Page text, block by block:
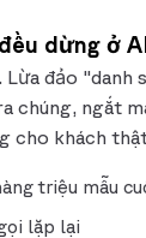
dừng ở
đảo "danh
chúng, ngắt
cho khách
triệu mẫu
lặp lại